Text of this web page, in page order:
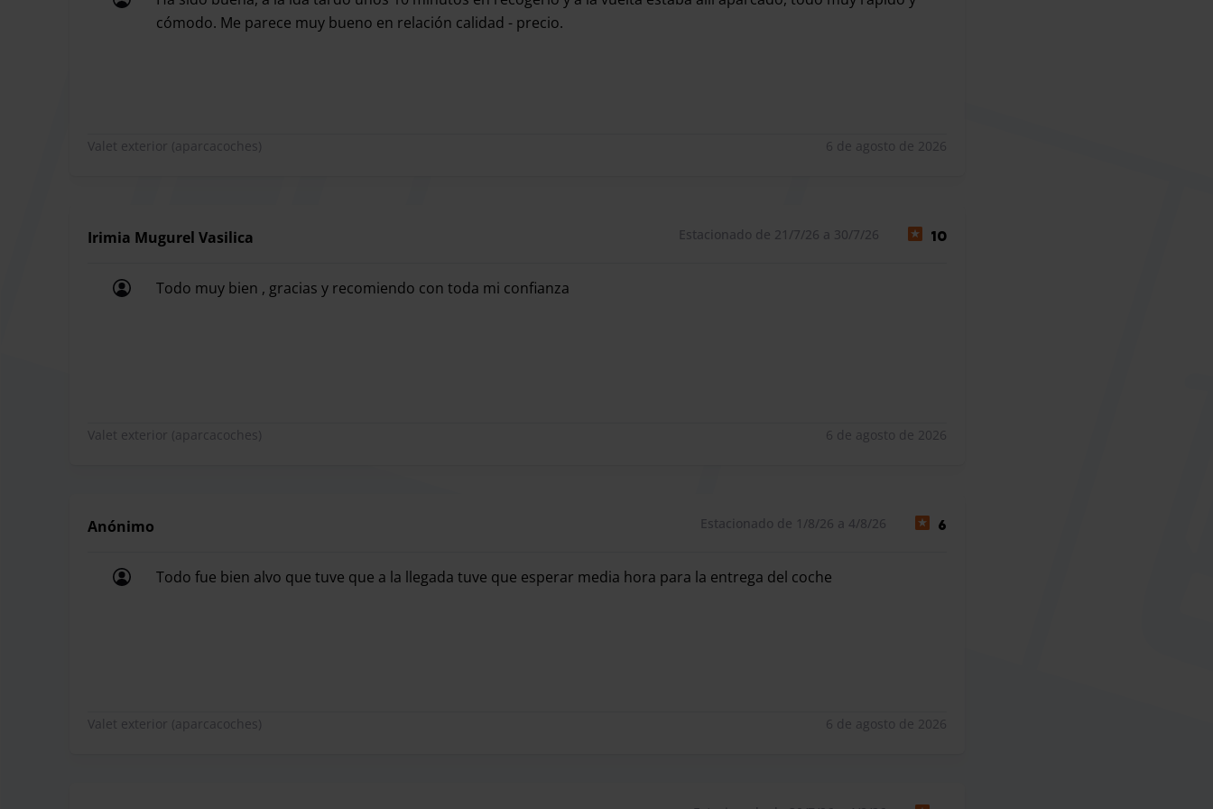
El parking esta abierto las 24 horas 365 días al año
aparcacoches. Cuando reserves con ellos podrás conducir directamente a la Terminal de Salidas en el
ningún momento. El día que regreses solamente tienes que avisar a tu conductor personal y vendrá a
traerte el coche.
Con Take and Go ahorraras tiempo e viajaras de forma tranquila y sencilla.
cómodo. Me parece muy bueno en relación calidad - precio.
Valet exterior (aparcacoches) 6 de agosto de 2026
Irimia Mugurel Vasilica Estacionado de 21/7/26 a 30/7/26 10
Todo muy bien , gracias y recomiendo con toda mi confianza
Valet exterior (aparcacoches) 6 de agosto de 2026
Anónimo Estacionado de 1/8/26 a 4/8/26 6
Todo fue bien alvo que tuve que a la llegada tuve que esperar media hora para la entrega del coche
Valet exterior (aparcacoches) 6 de agosto de 2026